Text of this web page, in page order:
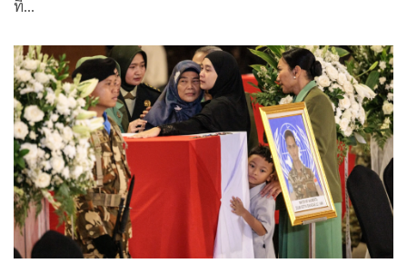
ที่…